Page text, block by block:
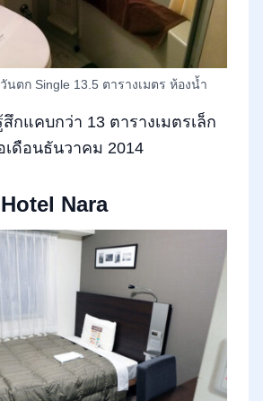
นตก Single 13.5 ตารางเมตร ห้องน้ำ
กแคบกว่า 13 ตารางเมตรเล็ก
เดือนธันวาคม 2014
Nara